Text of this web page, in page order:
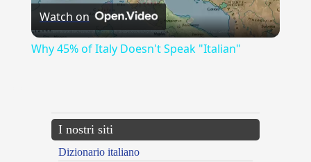
Video
Watch on
Why 45% of Italy Doesn't Speak "Italian"
I nostri siti
Dizionario italiano